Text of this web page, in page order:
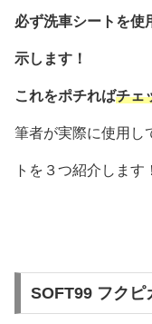
必ず洗車シートを
示します！
これをポチればチェ
筆者が実際に使用し
トを３つ紹介します！
SOFT99 フクピ